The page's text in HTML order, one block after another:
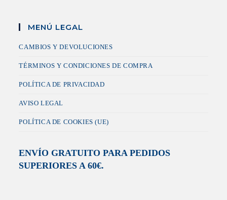
MENÚ LEGAL
CAMBIOS Y DEVOLUCIONES
TÉRMINOS Y CONDICIONES DE COMPRA
POLÍTICA DE PRIVACIDAD
AVISO LEGAL
POLÍTICA DE COOKIES (UE)
ENVÍO GRATUITO PARA PEDIDOS
SUPERIORES A 60€.